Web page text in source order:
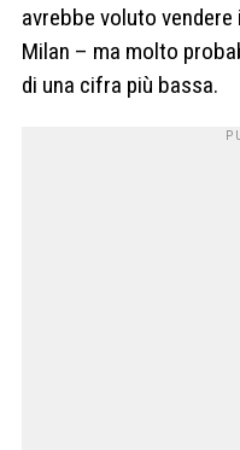
avrebbe voluto
Milan – ma molto
di una cifra più bassa.